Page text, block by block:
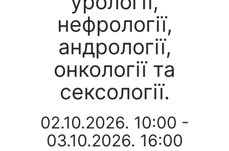
нефрології,
андрології,
онкології та
сексології.
02.10.2026. 10:00 -
03.10.2026. 16:00